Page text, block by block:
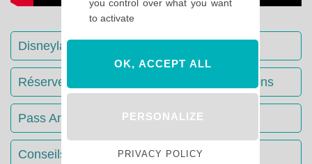
Disneyland Paris : Le guide complet
Réserver votre séjour : toutes les informations
Pass Annuels Disney : informations
Conseils & Astuces Disneyland Paris
you control over what you want
to activate
OK, ACCEPT ALL
PERSONALIZE
PRIVACY POLICY